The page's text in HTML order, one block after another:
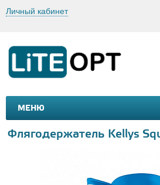
Личный кабинет
МЕНЮ
МАШИНКИ И МОТОЦИКЛЫ
Флягодержатель Kellys